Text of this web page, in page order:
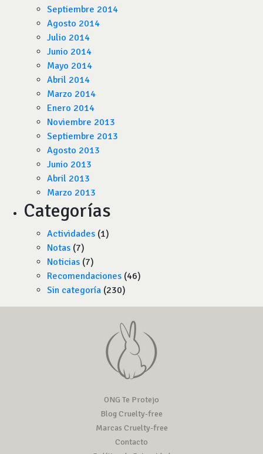
Septiembre 2014
Agosto 2014
Julio 2014
Junio 2014
Mayo 2014
Abril 2014
Marzo 2014
Enero 2014
Noviembre 2013
Septiembre 2013
Agosto 2013
Junio 2013
Abril 2013
Marzo 2013
Categorías
Actividades (1)
Notas (7)
Noticias (7)
Recomendaciones (46)
Sin categoría (230)
ONG Te Protejo
Blog Cruelty-free
Marcas Cruelty-free
Contacto